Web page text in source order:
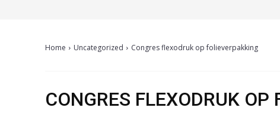
Home Uncategorized Congres flexodruk op folieverpakking
CONGRES FLEXODRUK OP